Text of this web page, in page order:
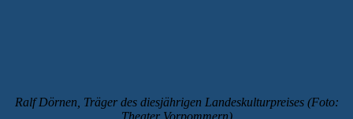
Ralf Dörnen, Träger des diesjährigen Landeskulturpreises (Foto: